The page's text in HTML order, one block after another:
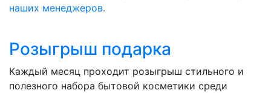
наших менеджеров.
Розыгрыш подарка
Каждый месяц проходит розыгрыш стильного и
полезного набора бытовой косметики среди